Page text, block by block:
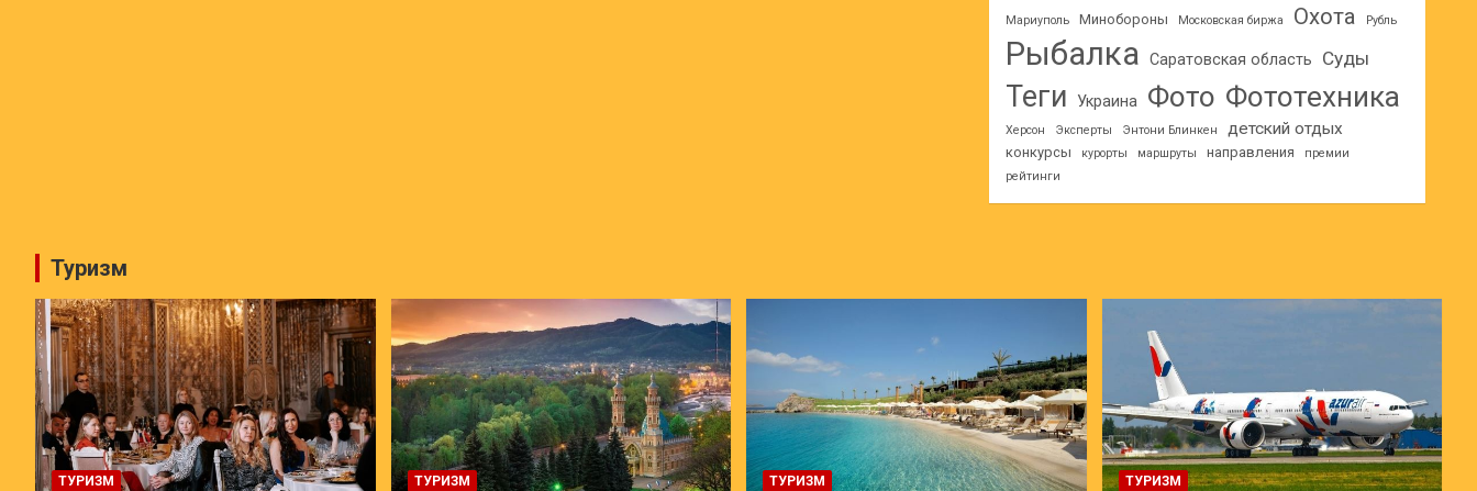
Мариуполь Минобороны Московская биржа Охота Рубль
Рыбалка Саратовская область Суды
Теги Украина Фото Фототехника
Херсон Эксперты Энтони Блинкен детский отдых
конкурсы курорты маршруты направления
премии
рейтинги
Туризм
ТУРИЗМ ТУРИЗМ ТУРИЗМ ТУРИЗМ